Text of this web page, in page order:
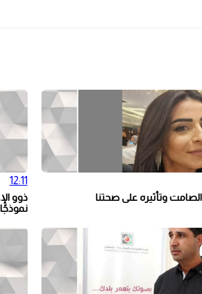
وتأثيره على صحتنا
12:11
ذوو
نموذجًا